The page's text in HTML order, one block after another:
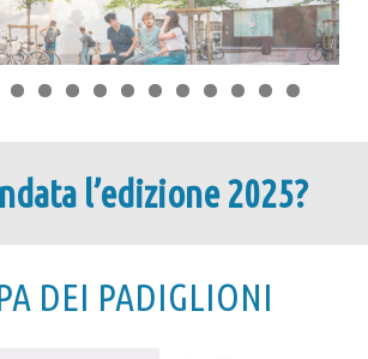
l’edizione 2025?
DEI PADIGLIONI